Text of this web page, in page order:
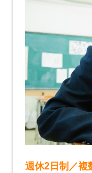
週休2日制／複